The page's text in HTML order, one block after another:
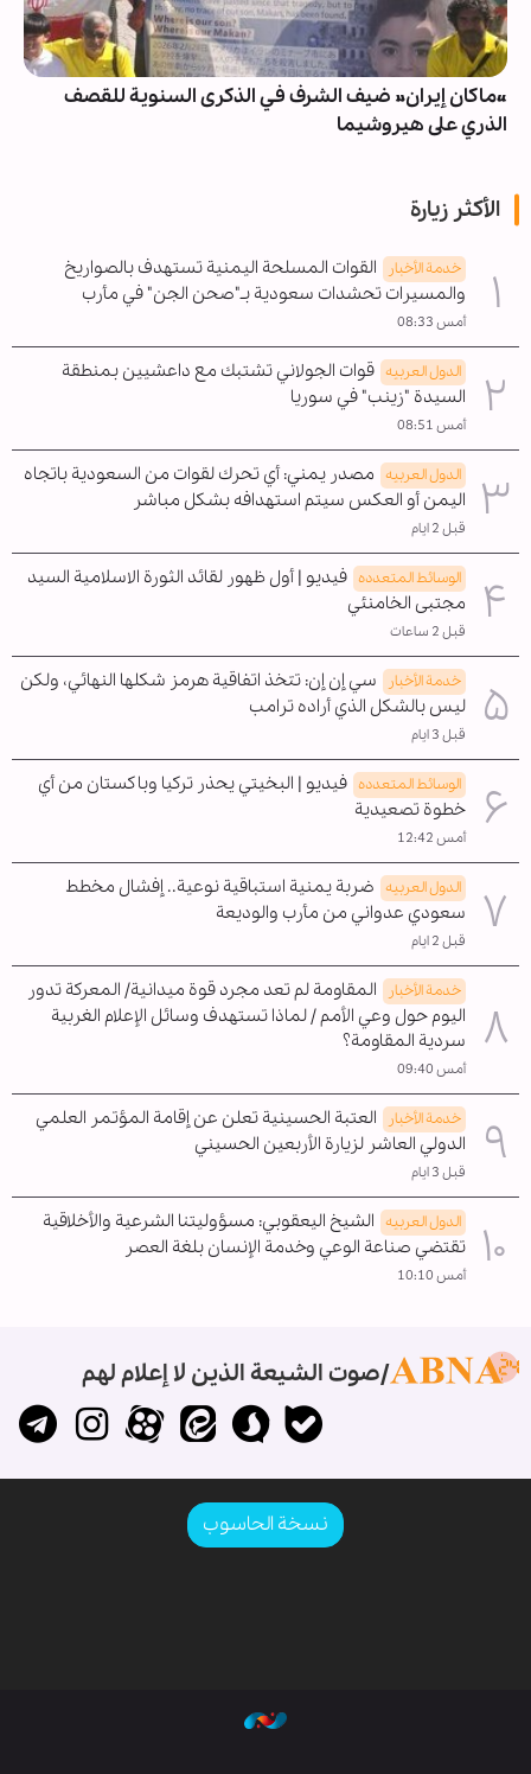
«ماكان إيران» ضيف الشرف في الذكرى السنوية للقصف
الذري على هيروشيما
الأكثر زيارة
خدمة الأخبار
القوات المسلحة اليمنية تستهدف بالصواريخ
والمسيرات تحشدات سعودية بـ"صحن الجن" في مأرب
أمس 08:33
الدول العربیه قوات الجولاني تشتبك مع داعشيين بمنطقة
السيدة "زينب" في سوريا
أمس 08:51
الدول العربیه مصدر يمني: أي تحرك لقوات من السعودية باتجاه
اليمن أو العكس سيتم استهدافه بشكل مباشر
قبل 2 ايام
الوسائط المتعدده فيديو | أول ظهور لقائد الثورة الاسلامية السيد
مجتبى الخامنئي
قبل 2 ساعات
خدمة الأخبار
سي إن إن: تتخذ اتفاقية هرمز شكلها النهائي، ولكن
ليس بالشكل الذي أراده ترامب
قبل 3 ايام
الوسائط المتعدده فيديو | البخيتي يحذر تركيا وباكستان من أي
خطوة تصعيدية
أمس 12:42
الدول العربیه ضربة يمنية استباقية نوعية.. إفشال مخطط
سعودي عدواني من مأرب والوديعة
قبل 2 ايام
خدمة الأخبار
المقاومة لم تعد مجرد قوة ميدانية/ المعركة تدور
اليوم حول وعي الأمم / لماذا تستهدف وسائل الإعلام الغربية
سردية المقاومة؟
أمس 09:40
خدمة الأخبار
العتبة الحسينية تعلن عن إقامة المؤتمر العلمي
الدولي العاشر لزيارة الأربعين الحسيني
قبل 3 ايام
الدول العربیه الشيخ اليعقوبي: مسؤوليتنا الشرعية والأخلاقية
تقتضي صناعة الوعي وخدمة الإنسان بلغة العصر
أمس 10:10
صوت الشيعة الذين لا إعلام لهم
نسخة الحاسوب